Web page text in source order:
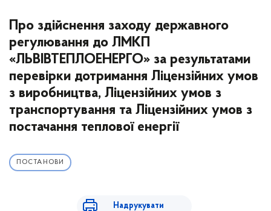
Про здійснення заходу державного
регулювання до ЛМКП
«ЛЬВІВТЕПЛОЕНЕРГО» за результатами
перевірки дотримання Ліцензійних умов
з виробництва, Ліцензійних умов з
транспортування та Ліцензійних умов з
постачання теплової енергії
ПОСТАНОВИ
Надрукувати